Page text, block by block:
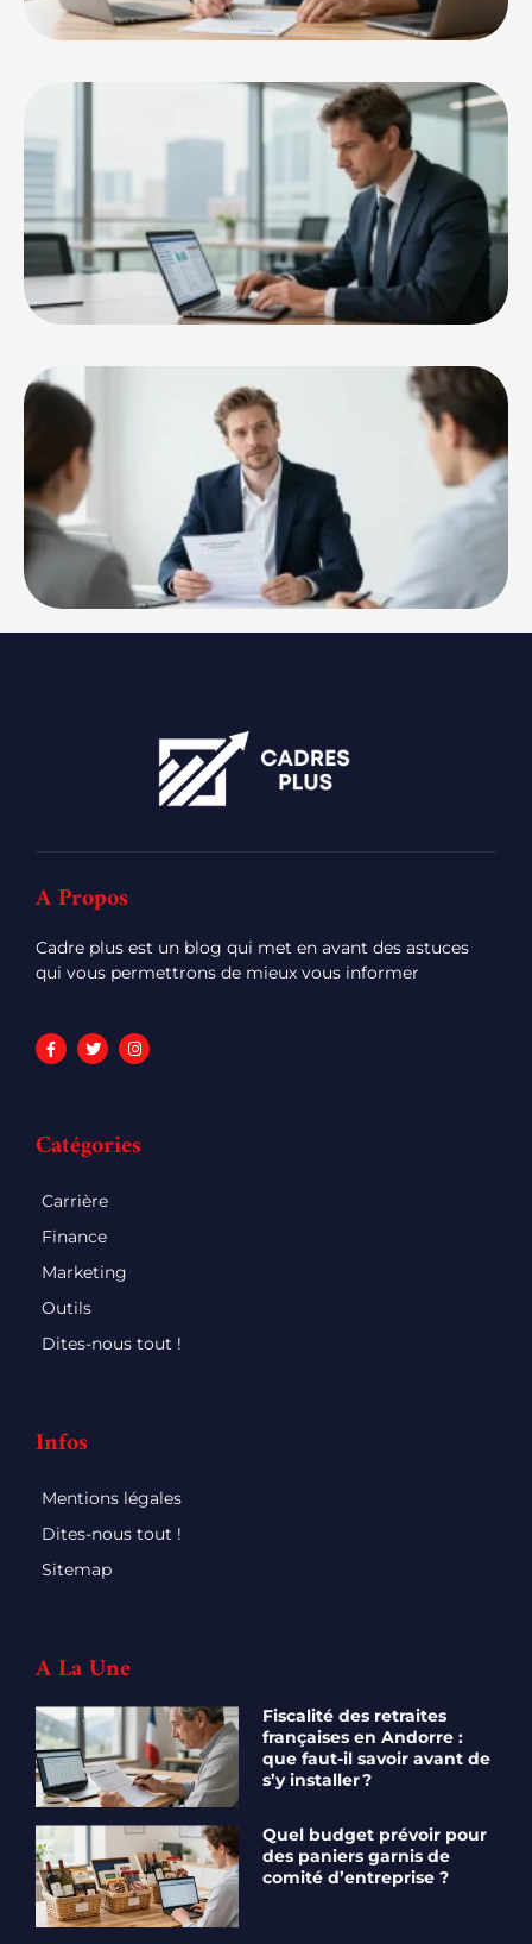
A Propos
Cadre plus est un blog qui met en avant des astuces
qui vous permettrons de mieux vous informer
Catégories
Carrière
Finance
Marketing
Outils
Dites-nous tout !
Infos
Mentions légales
Dites-nous tout !
Sitemap
A La Une
Fiscalité des retraites
françaises en Andorre :
que faut-il savoir avant de
s’y installer ?
Quel budget prévoir pour
des paniers garnis de
comité d’entreprise ?